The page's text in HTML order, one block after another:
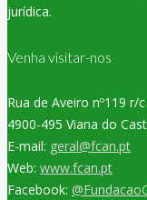
jurídica.
Venha visitar-nos
Rua de Aveiro nº119 r/c
4900-495 Viana do
E-mail: geral@fcan.pt
Web: www.fcan.pt
Facebook: